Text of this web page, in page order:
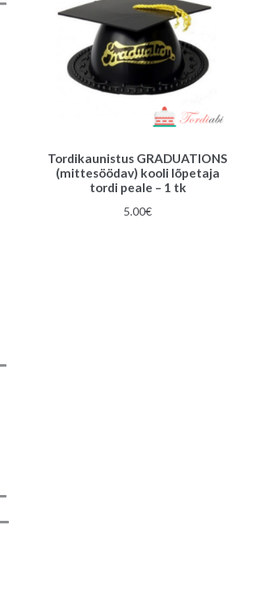
Tordikaunistus GRADUATIONS
(mittesöödav) kooli lõpetaja
tordi peale – 1 tk
5.00€